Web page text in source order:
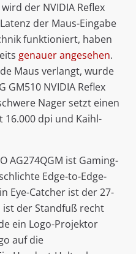
wird der NVIDIA Reflex
der Maus-Eingabe
funktioniert, haben
genauer angesehen.
Maus verlangt, wurde
GM510 NVIDIA Reflex
Nager setzt einen
16.000 dpi und Kaihl-
AG274QGM ist Gaming-
Edge-to-Edge-
Eye-Catcher ist der 27-
der Standfuß recht
ein Logo-Projektor
auf die